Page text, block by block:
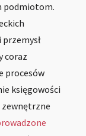
podmiotom.
coraz
procesów
księgowości
zewnętrzne